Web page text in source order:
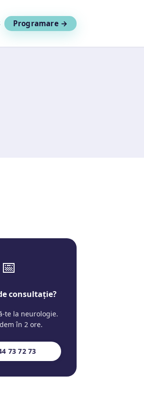
Programare →
📅
consultație?
te la neurologie.
în 2 ore.
73 72 73